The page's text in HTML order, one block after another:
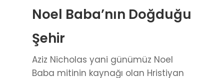
Noel Baba’nın Doğduğu
Şehir
Aziz Nicholas yani günümüz Noel
Baba mitinin kaynağı olan Hristiyan